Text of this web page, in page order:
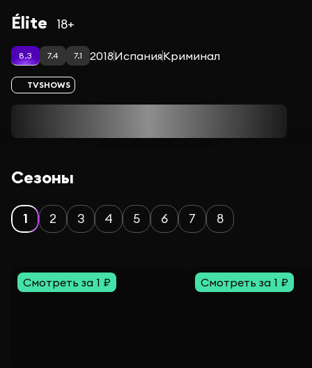
Élite
18+
8.3 7.4 7.1 2018ИспанияКриминал
TVSHOWS
Сезоны
1 2 3 4 5 6 7 8
Смотреть за 1 ₽ Смотреть за 1 ₽